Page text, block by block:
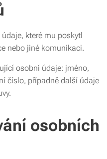
které mu poskytl
nebo jiné komunikaci.
osobní údaje: jméno,
číslo, případně další údaje
osobních